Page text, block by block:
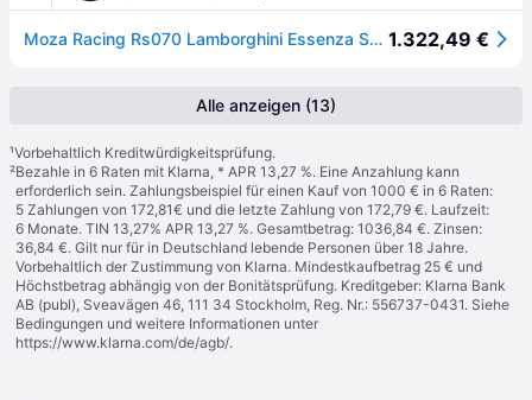
Moza Racing Rs070 Lamborghini Essenza Scv12 Steering Wheel Silber 1.322,49 €
Alle anzeigen (13)
¹Vorbehaltlich Kreditwürdigkeitsprüfung.
²Bezahle in 6 Raten mit Klarna, * APR 13,27 %. Eine Anzahlung kann
erforderlich sein. Zahlungsbeispiel für einen Kauf von 1000 € in 6 Raten:
5 Zahlungen von 172,81€ und die letzte Zahlung von 172,79 €. Laufzeit:
6 Monate. TIN 13,27% APR 13,27 %. Gesamtbetrag: 1036,84 €. Zinsen:
36,84 €. Gilt nur für in Deutschland lebende Personen über 18 Jahre.
Vorbehaltlich der Zustimmung von Klarna. Mindestkaufbetrag 25 € und
Höchstbetrag abhängig von der Bonitätsprüfung. Kreditgeber: Klarna Bank
AB (publ), Sveavägen 46, 111 34 Stockholm, Reg. Nr.: 556737-0431. Siehe
Bedingungen und weitere Informationen unter
https://www.klarna.com/de/agb/.